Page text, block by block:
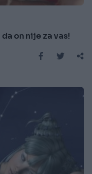
on nije za vas!